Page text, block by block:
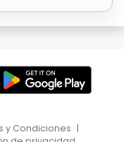
y Condiciones |